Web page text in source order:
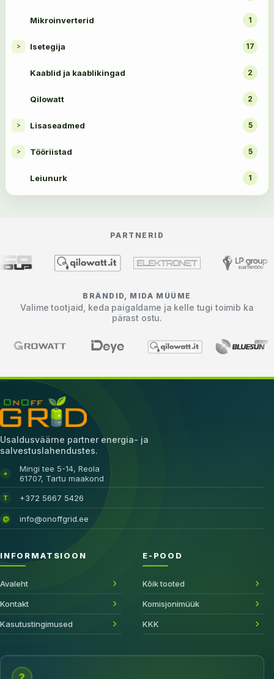
Mikroinverterid 1
> Isetegija 17
Kaablid ja kaablikingad 2
Qilowatt 2
> Lisaseadmed 5
> Tööriistad 5
Leiunurk 1
PARTNERID
BRÄNDID, MIDA MÜÜME
Valime tootjaid, keda paigaldame ja kelle tugi toimib ka
pärast ostu.
Usaldusväärne partner energia- ja
salvestuslahendustes.
⌖
Mingi tee 5-14, Reola
61707, Tartu maakond
T +372 5667 5426
@ info@onoffgrid.ee
INFORMATSIOON
Avaleht
Kontakt
Kasutustingimused
E-POOD
Kõik tooted
Komisjonimüük
KKK